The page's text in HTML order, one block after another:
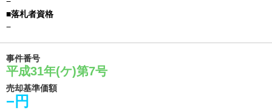
−
事件番号
平成31年(ケ)第7号
売却基準価額
−円